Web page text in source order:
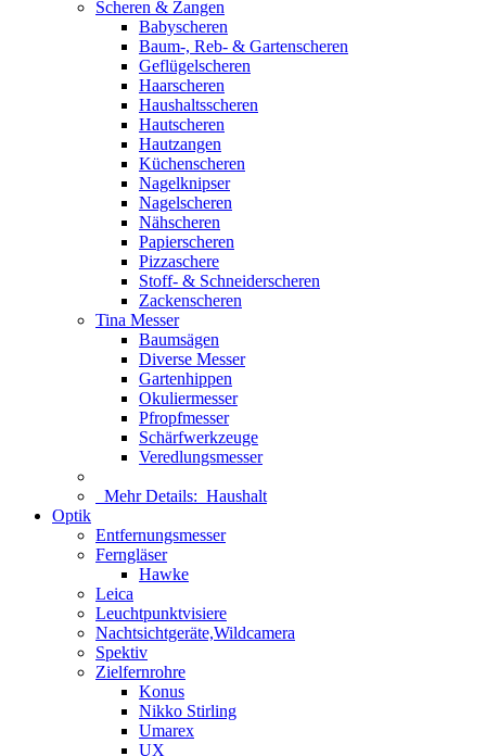
Scheren & Zangen
Babyscheren
Baum-, Reb- & Gartenscheren
Geflügelscheren
Haarscheren
Haushaltsscheren
Hautscheren
Hautzangen
Küchenscheren
Nagelknipser
Nagelscheren
Nähscheren
Papierscheren
Pizzaschere
Stoff- & Schneiderscheren
Zackenscheren
Tina Messer
Baumsägen
Diverse Messer
Gartenhippen
Okuliermesser
Pfropfmesser
Schärfwerkzeuge
Veredlungsmesser
Mehr Details: Haushalt
Optik
Entfernungsmesser
Ferngläser
Hawke
Leica
Leuchtpunktvisiere
Nachtsichtgeräte,Wildcamera
Spektiv
Zielfernrohre
Konus
Nikko Stirling
Umarex
UX